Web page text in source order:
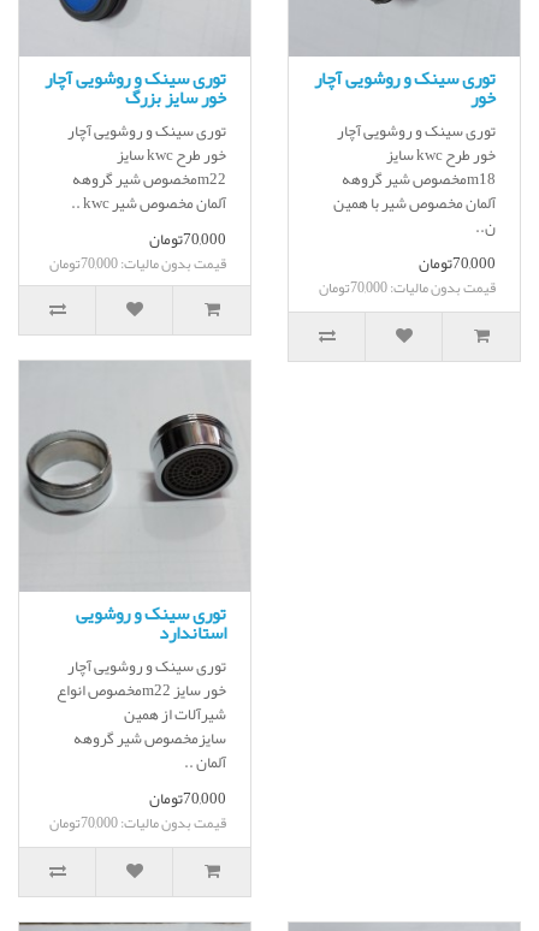
توری سینک و روشویی آچار
خور
توری سینک و روشویی آچار
خور طرح kwc سایز
m18مخصوص شیر گروهه
آلمان مخصوص شیر با همین
ن..
70,000تومان
قیمت بدون مالیات: 70,000تومان
توری سینک و روشویی آچار
خور سایز بزرگ
توری سینک و روشویی آچار
خور طرح kwc سایز
m22مخصوص شیر گروهه
آلمان مخصوص شیر kwc ..
70,000تومان
قیمت بدون مالیات: 70,000تومان
توری سینک و روشویی
استاندارد
توری سینک و روشویی آچار
خور سایز m22مخصوص انواع
شیرآلات از همین
سایزمخصوص شیر گروهه
آلمان ..
70,000تومان
قیمت بدون مالیات: 70,000تومان